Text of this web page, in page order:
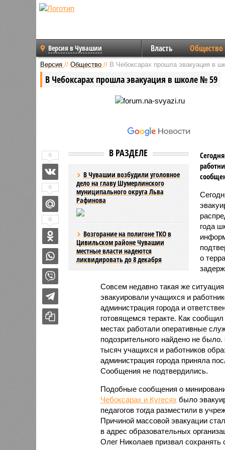
Версия в Чувашии Власть Общество
Версия // Общество // В Чебоксарах прошла эвакуация в
В Чебоксарах прошла эвакуация в школе № 59
В РАЗДЕЛЕ
В Чувашии возбудили уголовное
дело на главу Шумерлинского
муниципального округа Льва
Рафинова
Возгорание на полигоне ТКО в
Цивильском районе Чувашии
местные власти надеются
ликвидировать до 8 декабря
года
о
Совсем недавно такая же
эвакуировали учащихся и
администрация города и
готовящемся теракте. Как
местах работали оперативные
подозрительного найдено не
тысяч учащихся и работников
администрация города приняла
Сообщения не подтвердились.
Подобные сообщения о
Чебоксарах и Кугесях было
педагогов тогда разместили в
Причиной массовой эвакуации
в адрес образовательных
Олег Николаев призвал сохранять
0
0
0